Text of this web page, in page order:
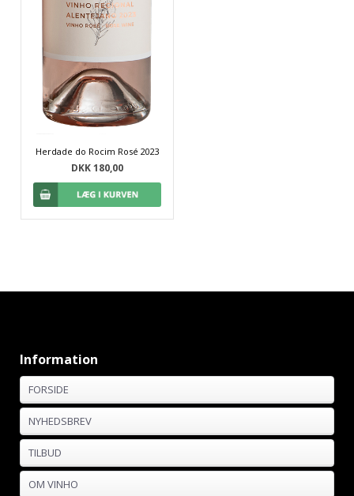
Herdade do Rocim Rosé 2023
DKK 180,00
Information
FORSIDE
NYHEDSBREV
TILBUD
OM VINHO